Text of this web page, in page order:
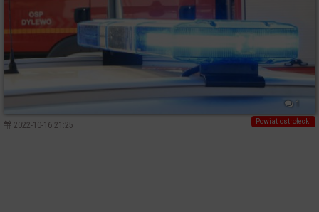
1
Powiat ostrołecki
2022-10-16 21:25